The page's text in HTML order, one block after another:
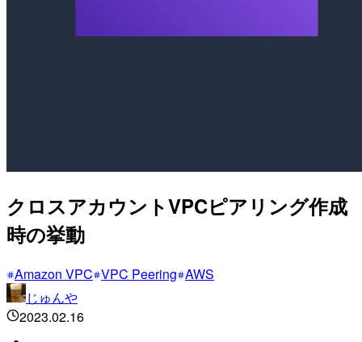
クロスアカウントVPCピアリング作成
時の挙動
Amazon VPC VPC Peering AWS
じゅんや
2023.02.16